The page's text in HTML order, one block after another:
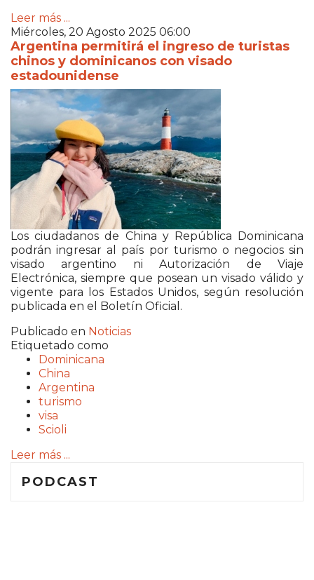
Leer más ...
Miércoles, 20 Agosto 2025 06:00
Argentina permitirá el ingreso de turistas
chinos y dominicanos con visado
estadounidense
Los ciudadanos de China y República Dominicana
podrán ingresar al país por turismo o negocios sin
visado argentino ni Autorización de Viaje
Electrónica, siempre que posean un visado válido y
vigente para los Estados Unidos, según resolución
publicada en el Boletín Oficial.
Publicado en Noticias
Etiquetado como
Dominicana
China
Argentina
turismo
visa
Scioli
Leer más ...
PODCAST